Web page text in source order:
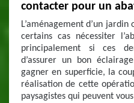
contacter pour un
L’aménagement d’un jardin
certains cas nécessiter
principalement si ces
d’assurer un bon
gagner en superficie, la
réalisation de cette
paysagistes qui peuvent